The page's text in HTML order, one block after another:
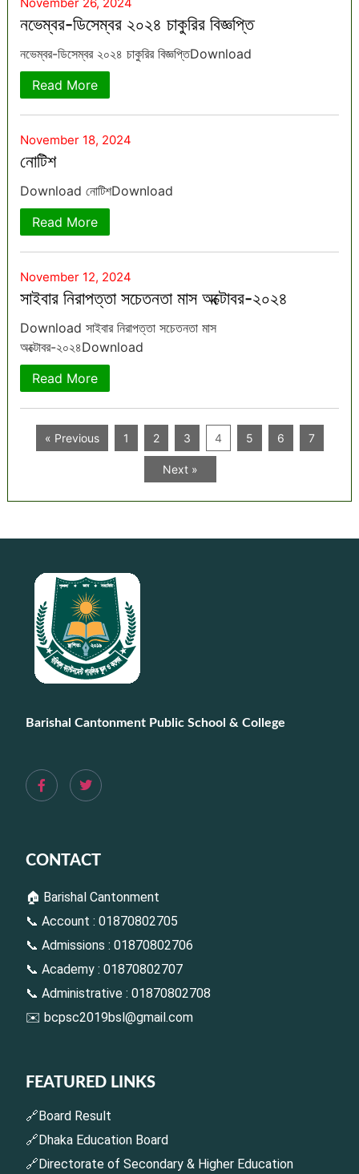
নভেম্বর-ডিসেম্বর ২০২৪ চাকুরির বিজ্ঞপ্তি
নভেম্বর-ডিসেম্বর ২০২৪ চাকুরির বিজ্ঞপ্তিDownload
Read More
November 18, 2024
নোটিশ
Download নোটিশDownload
Read More
November 12, 2024
সাইবার নিরাপত্তা সচেতনতা মাস অক্টোবর-২০২৪
Download সাইবার নিরাপত্তা সচেতনতা মাস
অক্টোবর-২০২৪Download
Read More
« Previous 1 2 3 4 5 6 7
Next »
Barishal Cantonment Public School & College
CONTACT
🏠 Barishal Cantonment
📞 Account : 01870802705
📞 Admissions : 01870802706
📞 Academy : 01870802707
📞 Administrative : 01870802708
✉️ bcpsc2019bsl@gmail.com
FEATURED LINKS
🔗Board Result
🔗Dhaka Education Board
🔗Directorate of Secondary & Higher Education